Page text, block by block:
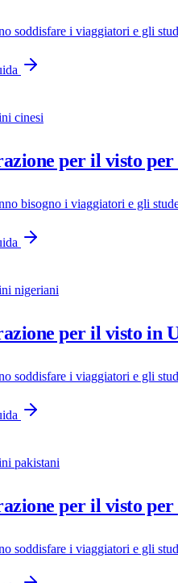
soddisfare i viaggiatori e gli
cinesi
per il visto
bisogno i viaggiatori e gli
nigeriani
per il visto in
soddisfare i viaggiatori e gli
pakistani
per il visto
soddisfare i viaggiatori e gli